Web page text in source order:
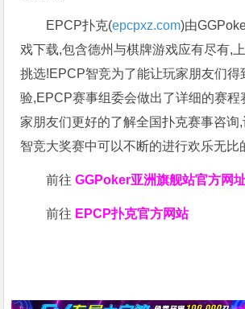
EPCP扑克(epcpxz.com)由
戏下载,包含德州与棋牌游戏应有尽有,
挑选!EPCP智竞为了能让玩家朋友们得
验,EPCP赛事组委会做出了详细的赛程
家朋友们更好的了解全国扑克赛事咨询
智竞大奖赛中可以不断的进行欢乐无比
前往GGPoker亚洲旗舰站官方网
前往 EPCP扑克官方网站